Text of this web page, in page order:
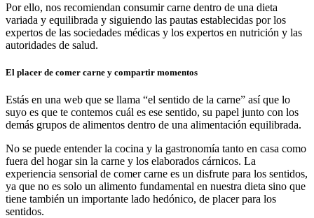
Por ello, nos recomiendan consumir carne dentro de una dieta
variada y equilibrada y siguiendo las pautas establecidas por los
expertos de las sociedades médicas y los expertos en nutrición y las
autoridades de salud.
El placer de comer carne y compartir momentos
Estás en una web que se llama “el sentido de la carne” así que lo
suyo es que te contemos cuál es ese sentido, su papel junto con los
demás grupos de alimentos dentro de una alimentación equilibrada.
No se puede entender la cocina y la gastronomía tanto en casa como
fuera del hogar sin la carne y los elaborados cárnicos. La
experiencia sensorial de comer carne es un disfrute para los sentidos,
ya que no es solo un alimento fundamental en nuestra dieta sino que
tiene también un importante lado hedónico, de placer para los
sentidos.